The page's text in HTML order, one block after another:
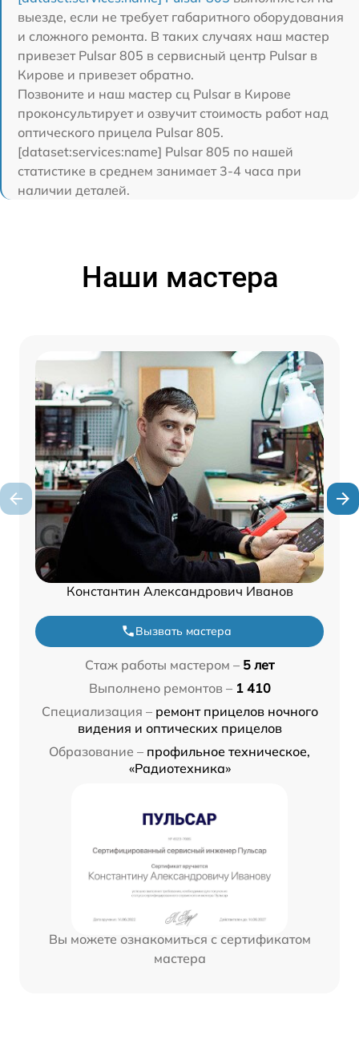
выезде, если не требует габаритного оборудования
и сложного ремонта. В таких случаях наш мастер
привезет Pulsar 805 в сервисный центр Pulsar в
Кирове и привезет обратно.
Позвоните и наш мастер сц Pulsar в Кирове
проконсультирует и озвучит стоимость работ над
оптического прицела Pulsar 805.
[dataset:services:name] Pulsar 805 по нашей
статистике в среднем занимает 3-4 часа при
наличии деталей.
Наши мастера
Константин Александрович Иванов
Вызвать мастера
Стаж работы мастером – 5 лет
Выполнено ремонтов – 1 410
Специализация – ремонт прицелов ночного
видения и оптических прицелов
Образование – профильное техническое,
«Радиотехника»
Вы можете ознакомиться с сертификатом
мастера